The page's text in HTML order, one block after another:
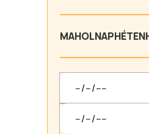
MAHOLNAPHÉTEN